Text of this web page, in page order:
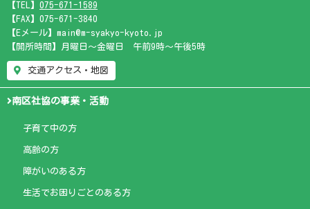
【TEL】 075-671-1589
【FAX】075-671-3840
【Eメール】main@m-syakyo-kyoto.jp
【開所時間】月曜日～金曜日 午前9時～午後5時
交通アクセス・地図
南区社協の事業・活動
子育て中の方
高齢の方
障がいのある方
生活でお困りごとのある方